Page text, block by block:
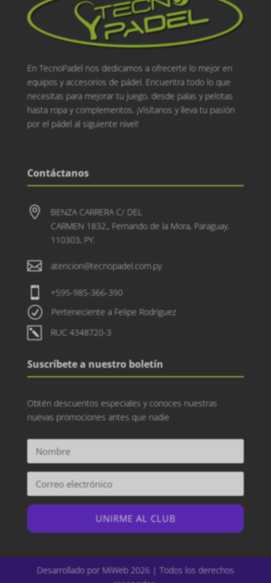
En TecnoPadel nos dedicamos a ofrecerte lo mejor en
equipos y accesorios de pádel. Encuentra todo lo que
necesitas para mejorar tu juego, desde palas y pelotas
hasta ropa y complementos. ¡Visítanos y lleva tu pasión
por el pádel al siguiente nivel!
Contáctanos

BENZA CARRERA C/ DEL
CARMEN 1832,, Fernando de la Mora, Paraguay,
110303, PY.
 atencion@tecnopadel.com.py
 +595-985-366-390
R Perteneciente a Felipe Rodriguez
k RUC 4348720-3
Suscríbete a nuestro boletín
Obtén descuentos especiales y conoces nuestras
nuevas promociones antes que nadie
UNIRME AL CLUB
Desarrollado por MiWeb 2026 | Todos los derechos